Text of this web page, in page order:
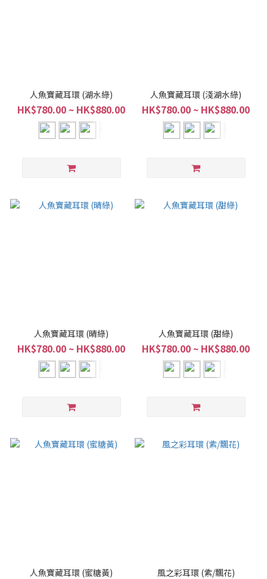
人魚寶藏耳環 (湖水綠)
HK$780.00 ~ HK$880.00
人魚寶藏耳環 (淺湖水綠)
HK$780.00 ~ HK$880.00
人魚寶藏耳環 (晴綠)
HK$780.00 ~ HK$880.00
人魚寶藏耳環 (甜綠)
HK$780.00 ~ HK$880.00
人魚寶藏耳環 (蜜糖黃) 風之彩耳環 (紫/飄花)